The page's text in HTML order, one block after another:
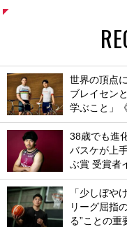
世界の頂点
ブレイセン
学ぶこと」
38歳でも進
バスケが上
ぶ賞 受賞者
「少しぼや
リーグ屈指
る”ことの重